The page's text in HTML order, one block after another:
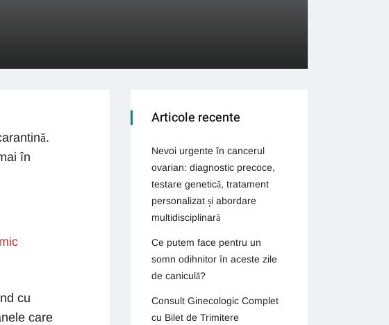
în
cu
care
Articole recente
Nevoi urgente în cancerul
ovarian: diagnostic precoce,
testare genetică, tratament
personalizat și abordare
multidisciplinară
Ce putem face pentru un
somn odihnitor în aceste zile
de caniculă?
Consult Ginecologic Complet
cu Bilet de Trimitere